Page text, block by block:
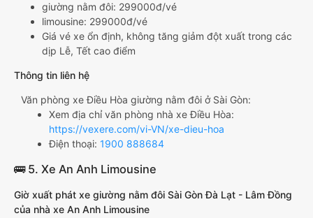
giường nằm đôi: 299000đ/vé
limousine: 299000đ/vé
Giá vé xe ổn định, không tăng giảm đột xuất trong các
dịp Lễ, Tết cao điểm
Thông tin liên hệ
Văn phòng xe Điều Hòa giường nằm đôi ở Sài Gòn:
Xem địa chỉ văn phòng nhà xe Điều Hòa:
https://vexere.com/vi-VN/xe-dieu-hoa
Điện thoại: 1900 888684
🚌 5. Xe An Anh Limousine
Giờ xuất phát xe giường nằm đôi Sài Gòn Đà Lạt - Lâm Đồng
của nhà xe An Anh Limousine